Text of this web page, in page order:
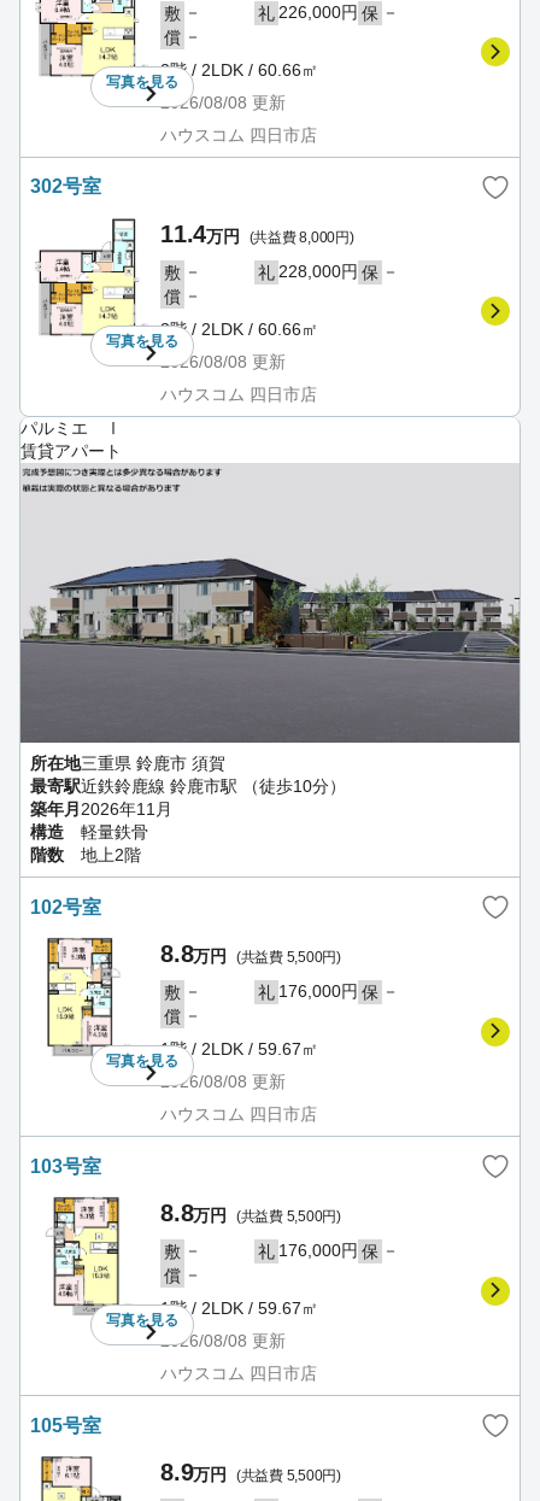
写真を見る
敷 － 礼 226,000円 保 －
償 －
2階 / 2LDK / 60.66㎡
2026/08/08 更新
ハウスコム 四日市店
302号室
写真を見る
11.4万円 (共益費 8,000円)
敷 － 礼 228,000円 保 －
償 －
3階 / 2LDK / 60.66㎡
2026/08/08 更新
ハウスコム 四日市店
パルミエ Ⅰ
賃貸アパート
所在地三重県 鈴鹿市 須賀
最寄駅近鉄鈴鹿線 鈴鹿市駅 （徒歩10分）
築年月 2026年11月
構造
軽量鉄骨
階数
地上2階
102号室
写真を見る
8.8万円 (共益費 5,500円)
敷 － 礼 176,000円 保 －
償 －
1階 / 2LDK / 59.67㎡
2026/08/08 更新
ハウスコム 四日市店
103号室
写真を見る
8.8万円 (共益費 5,500円)
敷 － 礼 176,000円 保 －
償 －
1階 / 2LDK / 59.67㎡
2026/08/08 更新
ハウスコム 四日市店
105号室
8.9万円 (共益費 5,500円)